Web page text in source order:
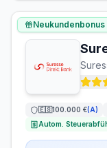
flexibel,
kündbar
1 €
🇪🇸100.000 €(A)
Autom.
Neukundenbonus